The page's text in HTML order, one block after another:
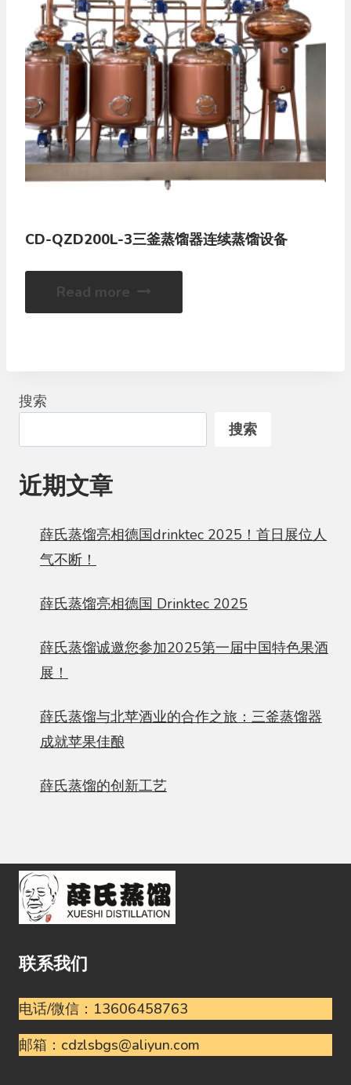
CD-QZD200L-3三釜蒸馏器连续蒸馏设备
Read more
搜索
搜索
近期文章
薛氏蒸馏亮相德国drinktec 2025！首日展位人
气不断！
薛氏蒸馏亮相德国 Drinktec 2025
薛氏蒸馏诚邀您参加2025第一届中国特色果酒
展！
薛氏蒸馏与北苹酒业的合作之旅：三釜蒸馏器
成就苹果佳酿
薛氏蒸馏的创新工艺
联系我们
电话/微信：13606458763
邮箱：cdzlsbgs@aliyun.com